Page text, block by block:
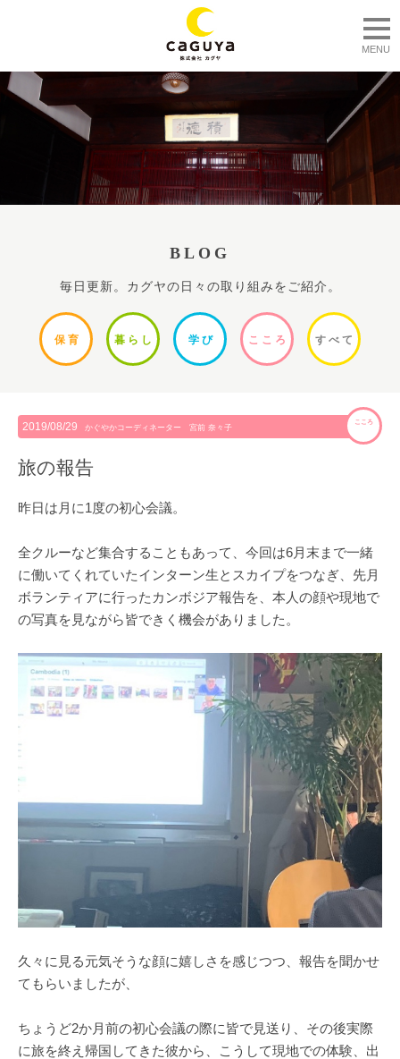
MENU
BLOG
毎日更新。カグヤの日々の取り組みをご紹介。
保 育 暮ら し 学 び ここ ろ すべて
2019/08/29 かぐやかコーディネーター 宮前 奈々子
こころ
旅の報告
昨日は月に1度の初心会議。
全クルーなど集合することもあって、今回は6月末まで一緒
に働いてくれていたインターン生とスカイプをつなぎ、先月
ボランティアに行ったカンボジア報告を、本人の顔や現地で
の写真を見ながら皆できく機会がありました。
久々に見る元気そうな顔に嬉しさを感じつつ、報告を聞かせ
てもらいましたが、
ちょうど2か月前の初心会議の際に皆で見送り、その後実際
に旅を終え帰国してきた彼から、こうして現地での体験、出